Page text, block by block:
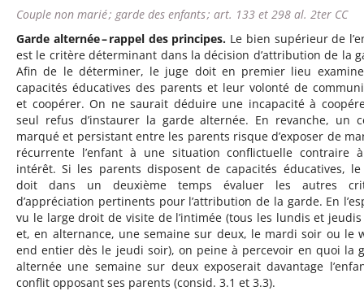
Couple non marié ; garde des enfants ; art. 133 et 298 al. 2ter CC
Garde alternée – rappel des principes. Le bien supérieur de
est le critère déterminant dans la décision d’attribution de la
Afin de le déterminer, le juge doit en premier lieu
capacités éducatives des parents et leur volonté de
et coopérer. On ne saurait déduire une incapacité à
seul refus d’instaurer la garde alternée. En revanche, un
marqué et persistant entre les parents risque d’exposer de
récurrente l’enfant à une situation conflictuelle contraire
intérêt. Si les parents disposent de capacités éducatives,
doit dans un deuxième temps évaluer les autres
d’appréciation pertinents pour l’attribution de la garde. En
vu le large droit de visite de l’intimée (tous les lundis et
et, en alternance, une semaine sur deux, le mardi soir ou le
end entier dès le jeudi soir), on peine à percevoir en quoi la
alternée une semaine sur deux exposerait davantage
conflit opposant ses parents (consid. 3.1 et 3.3).